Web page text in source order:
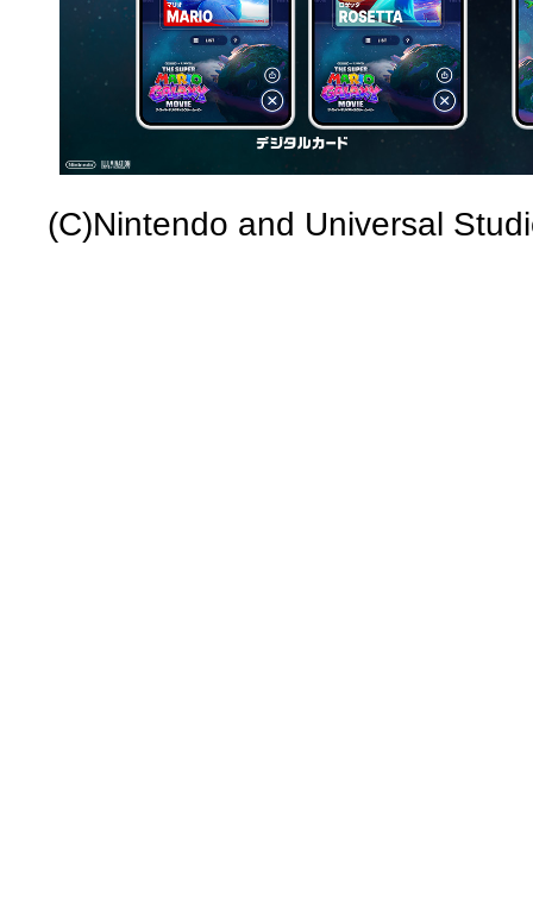
(C)Nintendo and Universal